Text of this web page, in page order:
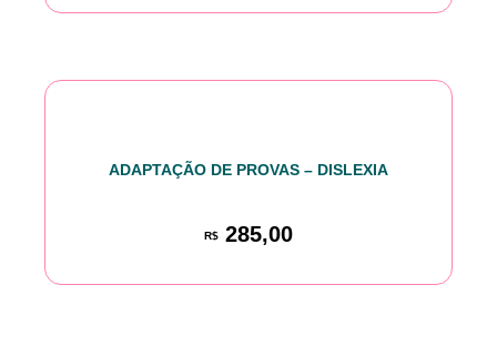
ADAPTAÇÃO DE PROVAS – DISLEXIA
R$ 285,00